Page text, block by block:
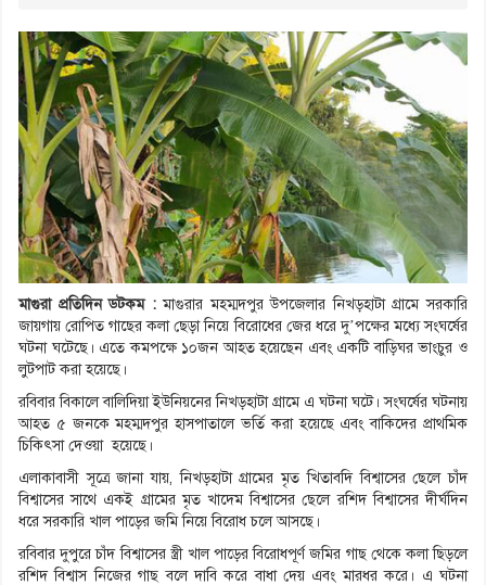
মাগুরা প্রতিদিন ডটকম :মাগুরার মহম্মদপুর উপজেলার নিখড়হাটা গ্রামে সরকারি
জায়গায় রোপিত গাছের কলা ছেড়া নিয়ে বিরোধের জের ধরে দু’পক্ষের মধ্যে সংঘর্ষের
ঘটনা ঘটেছে। এতে কমপক্ষে ১০জন আহত হয়েছেন এবং একটি বাড়িঘর ভাংচুর ও
লুটপাট করা হয়েছে।
রবিবার বিকালে বালিদিয়া ইউনিয়নের নিখড়হাটা গ্রামে এ ঘটনা ঘটে। সংঘর্ষের ঘটনায়
আহত ৫ জনকে মহম্মদপুর হাসপাতালে ভর্তি করা হয়েছে এবং বাকিদের প্রাথমিক
চিকিৎসা দেওয়া হয়েছে।
এলাকাবাসী সূত্রে জানা যায়, নিখড়হাটা গ্রামের মৃত খিতাবদি বিশ্বাসের ছেলে চাঁদ
বিশ্বাসের সাথে একই গ্রামের মৃত খাদেম বিশ্বাসের ছেলে রশিদ বিশ্বাসের দীর্ঘদিন
ধরে সরকারি খাল পাড়ের জমি নিয়ে বিরোধ চলে আসছে।
রবিবার দুপুরে চাঁদ বিশ্বাসের স্ত্রী খাল পাড়ের বিরোধপূর্ণ জমির গাছ থেকে কলা ছিড়লে
রশিদ বিশ্বাস নিজের গাছ বলে দাবি করে বাধা দেয় এবং মারধর করে। এ ঘটনা